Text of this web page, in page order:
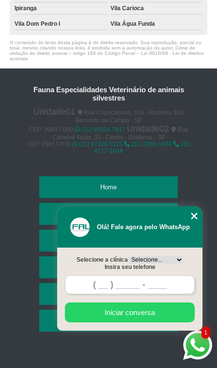
Ipiranga
Vila Carioca
Vila Dom Pedro I Vila Água Funda
O conteúdo do texto desta página é de direito reservado. Sua reprodução, parcial ou
total, mesmo citando nossos links, é proibida sem a autorização do autor. Crime de
violação de direito autoral – artigo 184 do Código Penal – Lei 9610/98 - Lei de direitos
autorais
Fauna Especialidades Veterinário de animais
silvestres
Unidade01
Rua Copacabana, 918 - Anchieta São
Bernardo do Campo - SP
CEP: 09607-000
(11) 95054-7917 Unidade02
Rua
Carminé flauto, 30 - Centro - Diadema - SP
CEP: 05617-030
(11) 97329-5116 (11) 2988-1648
(11)
4177-1648
Home
Serviços
Contato
Mapa do site
1
Olá! Fale agora pelo WhatsApp
Selecione a clínica
Insira seu telefone
Iniciar conversa